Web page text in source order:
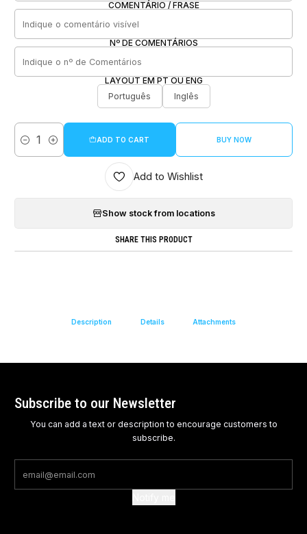
COMENTÁRIO / FRASE
Nº DE COMENTÁRIOS
LAYOUT EM PT OU ENG
Português
Inglês
Quantity
ADD TO CART BUY NOW
Add to Wishlist
Show stock from locations
SHARE THIS PRODUCT
Description Details Attachments
Subscribe to our Newsletter
You can add a text or description to encourage customers to
subscribe.